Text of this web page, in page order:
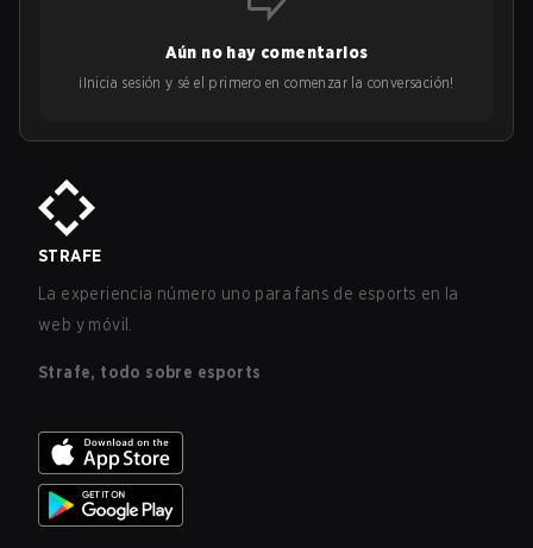
Aún no hay comentarios
¡Inicia sesión y sé el primero en comenzar la conversación!
STRAFE
La experiencia número uno para fans de esports en la
web y móvil.
Strafe, todo sobre esports